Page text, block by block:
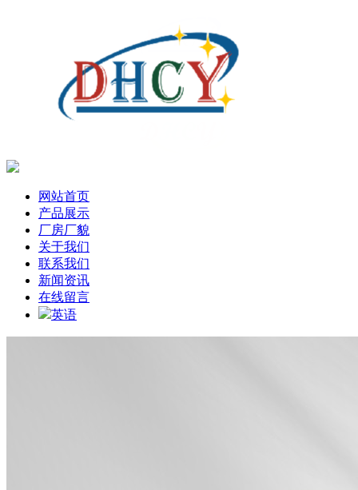
网站首页
产品展示
厂房厂貌
关于我们
联系我们
新闻资讯
在线留言
英语